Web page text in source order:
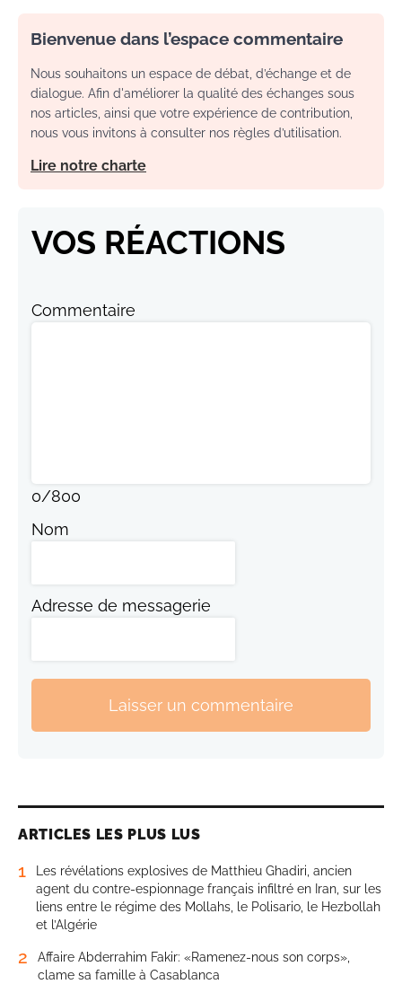
Bienvenue dans l’espace commentaire
Nous souhaitons un espace de débat, d’échange et de
dialogue. Afin d'améliorer la qualité des échanges sous
nos articles, ainsi que votre expérience de contribution,
nous vous invitons à consulter nos règles d’utilisation.
Lire notre charte
VOS RÉACTIONS
Commentaire
0/800
Nom
Adresse de messagerie
Laisser un commentaire
ARTICLES LES PLUS LUS
1
Les révélations explosives de Matthieu Ghadiri, ancien
agent du contre-espionnage français infiltré en Iran, sur les
liens entre le régime des Mollahs, le Polisario, le Hezbollah
et l’Algérie
2
Affaire Abderrahim Fakir: «Ramenez-nous son corps»,
clame sa famille à Casablanca